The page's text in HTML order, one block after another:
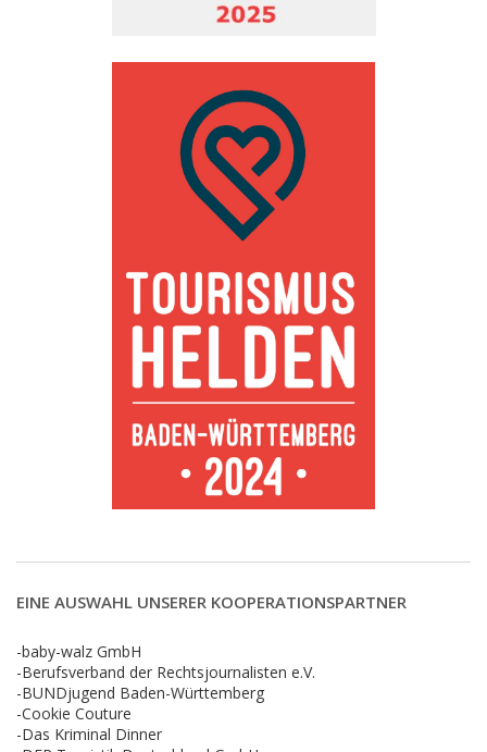
EINE AUSWAHL UNSERER KOOPERATIONSPARTNER
-baby-walz GmbH
-Berufsverband der Rechtsjournalisten e.V.
-BUNDjugend Baden-Württemberg
-Cookie Couture
-Das Kriminal Dinner